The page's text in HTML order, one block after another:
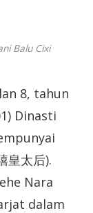
Balu Cixi
8, tahun
Dinasti
皇太后).
Nara
dalam